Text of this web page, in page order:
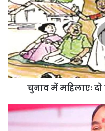
में
महिलाएः
दो
दो
बार
जीतीं
चुनाव में महिलाएः दो